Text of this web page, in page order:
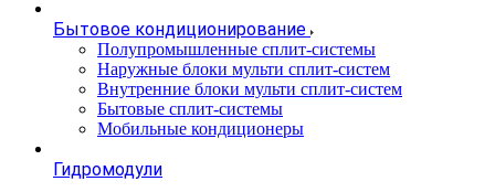
Бытовое кондиционирование
Полупромышленные сплит-системы
Наружные блоки мульти сплит-систем
Внутренние блоки мульти сплит-систем
Бытовые сплит-системы
Мобильные кондиционеры
Гидромодули